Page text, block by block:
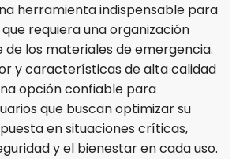
herramienta indispensable para
requiera una organización
los materiales de emergencia.
y características de alta calidad
opción confiable para
que buscan optimizar su
en situaciones críticas,
y el bienestar en cada uso.